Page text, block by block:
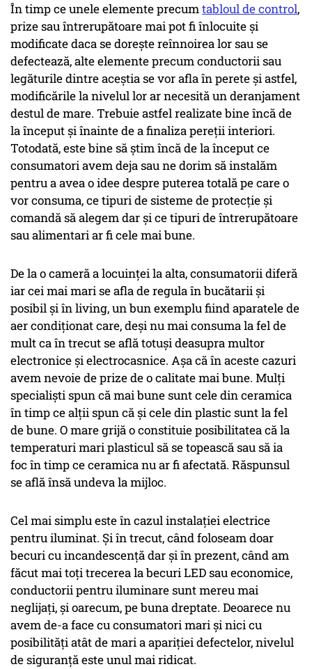
În timp ce unele elemente precumtabloul de control,
prize sau întrerupătoare mai pot fi înlocuite și
modificate daca se dorește reînnoirea lor sau se
defectează, alte elemente precum conductorii sau
legăturile dintre aceștia se vor afla în perete și astfel,
modificările la nivelul lor ar necesită un deranjament
destul de mare. Trebuie astfel realizate bine încă de
la început și înainte de a finaliza pereții interiori.
Totodată, este bine să știm încă de la început ce
consumatori avem deja sau ne dorim să instalăm
pentru a avea o idee despre puterea totală pe care o
vor consuma, ce tipuri de sisteme de protecție și
comandă să alegem dar și ce tipuri de întrerupătoare
sau alimentari ar fi cele mai bune.
De la o cameră a locuinței la alta, consumatorii diferă
iar cei mai mari se afla de regula în bucătarii și
posibil și în living, un bun exemplu fiind aparatele de
aer condiționat care, deși nu mai consuma la fel de
mult ca în trecut se află totuși deasupra multor
electronice și electrocasnice. Așa că în aceste cazuri
avem nevoie de prize de o calitate mai bune. Mulți
specialiști spun că mai bune sunt cele din ceramica
în timp ce alții spun că și cele din plastic sunt la fel
de bune. O mare grijă o constituie posibilitatea că la
temperaturi mari plasticul să se topească sau să ia
foc în timp ce ceramica nu ar fi afectată. Răspunsul
se află însă undeva la mijloc.
Cel mai simplu este în cazul instalației electrice
pentru iluminat. Și în trecut, când foloseam doar
becuri cu incandescență dar și în prezent, când am
făcut mai toți trecerea la becuri LED sau economice,
conductorii pentru iluminare sunt mereu mai
neglijați, și oarecum, pe buna dreptate. Deoarece nu
avem de-a face cu consumatori mari și nici cu
posibilități atât de mari a apariției defectelor, nivelul
de siguranță este unul mai ridicat.